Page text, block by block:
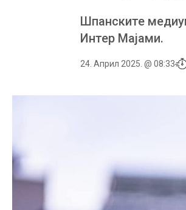
Шпанските
Интер Мајами.
24. Април 2025. @ 08:33